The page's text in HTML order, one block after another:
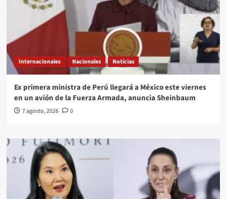
Internacionales Nacionales Noticias
Ex primera ministra de Perú llegará a México este viernes
en un avión de la Fuerza Armada, anuncia Sheinbaum
7 agosto, 2026 0